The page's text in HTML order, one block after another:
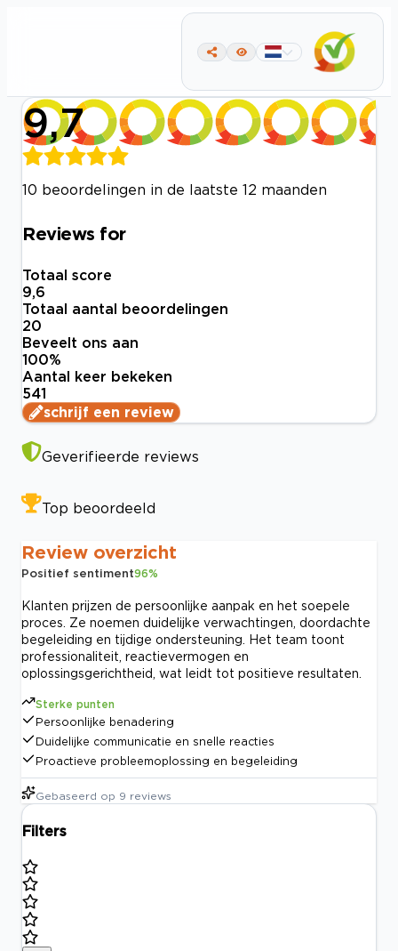
9,7
10 beoordelingen in de laatste 12 maanden
Reviews for
Totaal score
9,6
Totaal aantal beoordelingen
20
Beveelt ons aan
100%
Aantal keer bekeken
541
schrijf een review
Geverifieerde reviews
Top beoordeeld
Review overzicht
Positief sentiment96%
Klanten prijzen de persoonlijke aanpak en het soepele
proces. Ze noemen duidelijke verwachtingen, doordachte
begeleiding en tijdige ondersteuning. Het team toont
professionaliteit, reactievermogen en
oplossingsgerichtheid, wat leidt tot positieve resultaten.
Sterke punten
Persoonlijke benadering
Duidelijke communicatie en snelle reacties
Proactieve probleemoplossing en begeleiding
Gebaseerd op 9 reviews
Filters